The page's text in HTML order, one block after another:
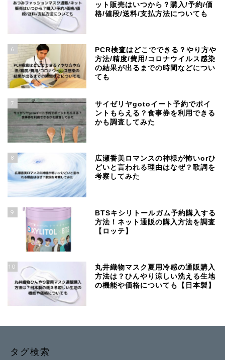
ット販売はいつから？購入/予約/価
格/値段/送料/支払方法についても
6
PCR検査はどこでできる？やり方や
方法/精度/費用/コロナウイルス感染
の結果が出るまでの時間などについ
ても
7
サイゼリヤgotoイート予約でポイ
ントもらえる？食事券を利用できる
かも調査してみた
8
広瀬香美ロマンスの神様が怖いorひ
どいと言われる理由はなぜ？歌詞を
考察してみた
9
BTSキシリトールガム予約購入する
方法！ネット通販の購入方法を調査
【ロッテ】
10
丸井織物マスク夏用冷感の通販購入
方法は？ひんやり涼しい洗える生地
の機能や価格についても【日本製】
タグ検索